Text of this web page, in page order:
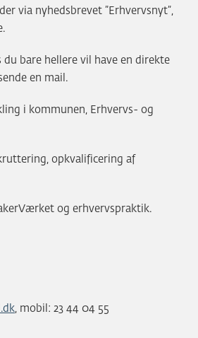
via nyhedsbrevet ”Erhvervsnyt”,
du bare hellere vil have en direkte
en mail.
i kommunen, Erhvervs- og
opkvalificering af
og erhvervspraktik.
, mobil: 23 44 04 55